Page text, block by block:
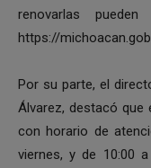
renovarlas
https://
Por su parte, el
Álvarez, destacó que
con horario de
viernes, y de 10:00